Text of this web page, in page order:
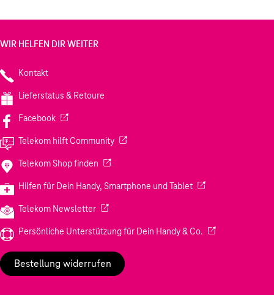
WIR HELFEN DIR WEITER
Kontakt
Lieferstatus & Retoure
Facebook(Wird in einem neuen Tab geöffnet)
Telekom hilft Community(Wird in einem neuen Tab geöffnet)
Telekom Shop finden (Wird in einem neuen Tab geöffnet)
Hilfen für Dein Handy, Smartphone und Tablet(Wird in einem
Telekom Newsletter(Wird in einem neuen Tab geöffnet)
Persönliche Unterstützung für Dein Handy & Co. (Wird in einem
Bestellung widerrufen